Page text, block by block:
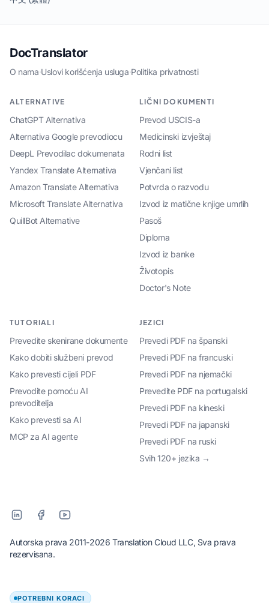
DocTranslator
O nama·Uslovi korišćenja usluga·Politika privatnosti
ALTERNATIVE
ChatGPT Alternativa
Alternativa Google prevodiocu
DeepL Prevodilac dokumenata
Yandex Translate Alternativa
Amazon Translate Alternativa
Microsoft Translate Alternativa
QuillBot Alternative
LIČNI DOKUMENTI
Prevod USCIS-a
Medicinski izvještaj
Rodni list
Vjenčani list
Potvrda o razvodu
Izvod iz matične knjige umrlih
Pasoš
Diploma
Izvod iz banke
Životopis
Doctor's Note
TUTORIALI
Prevedite skenirane dokumente
Kako dobiti službeni prevod
Kako prevesti cijeli PDF
Prevodite pomoću AI
prevoditelja
Kako prevesti sa AI
MCP za AI agente
JEZICI
Prevedi PDF na španski
Prevedi PDF na francuski
Prevedi PDF na njemački
Prevedite PDF na portugalski
Prevedi PDF na kineski
Prevedi PDF na japanski
Prevedi PDF na ruski
Svih 120+ jezika →
Autorska prava 2011-2026 Translation Cloud LLC, Sva prava
rezervisana.
POTREBNI KORACI